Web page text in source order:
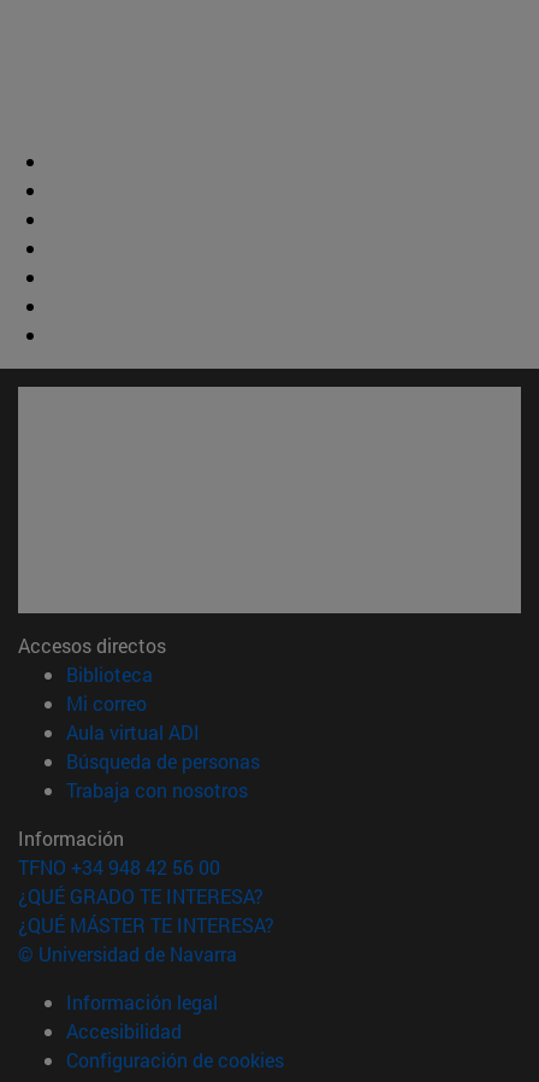
Accesos directos
Biblioteca
Mi correo(abre en nueva ventana)
Aula virtual ADI
Búsqueda de personas(abre en nueva ventana)
Trabaja con nosotros(abre en nueva ventana)
Información
TFNO +34 948 42 56 00
¿QUÉ GRADO TE INTERESA?
¿QUÉ MÁSTER TE INTERESA?
© Universidad de Navarra
Información legal
Accesibilidad
Configuración de cookies